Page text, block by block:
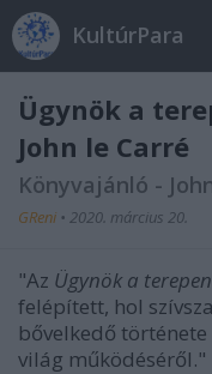
KultúrPara
Ügynök a
John le Carré
Könyvajánló -
GReni • 2020. március 20.
"Az Ügynök a terepen
felépített, hol
bővelkedő
világ működéséről."